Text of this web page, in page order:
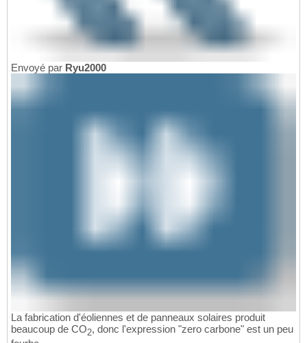
Envoyé par Ryu2000
La fabrication d'éoliennes et de panneaux solaires produit
beaucoup de CO2, donc l'expression "zero carbone" est un peu